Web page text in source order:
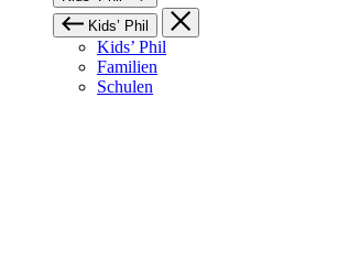
Kids’ Phil
Kids’ Phil
Familien
Schulen